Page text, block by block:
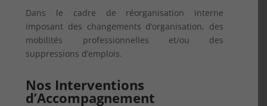
Dans le cadre de réorganisation interne
imposant des changements d’organisation, des
mobilités professionnelles et/ou des
suppressions d’emplois.
Nos Interventions
d’Accompagnement